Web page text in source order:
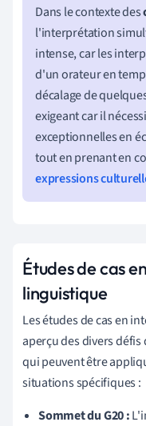
Dans le contexte des
l'interprétation
intense, car les
d'un orateur en
décalage de
exigeant car il
exceptionnelles en
tout en prenant en
expressions
Études de cas
linguistique
Les études de cas en
aperçu des divers
qui peuvent être
situations spécifiques :
Sommet du G20 :